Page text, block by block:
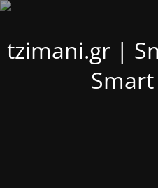
tzimani.gr |